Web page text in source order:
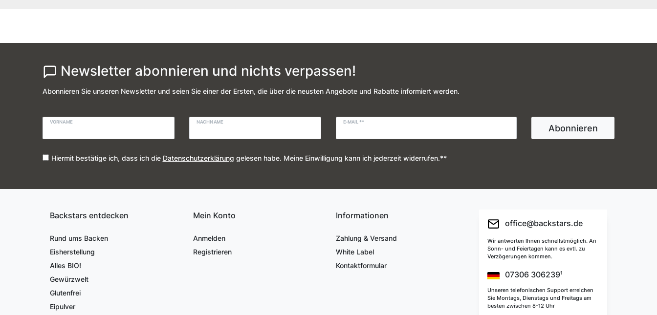
Newsletter abonnieren und nichts verpassen!
Abonnieren Sie unseren Newsletter und seien Sie einer der Ersten, die über die neusten Angebote und Rabatte informiert werden.
VORNAME NACHNAME E-MAIL **
Abonnieren
Hiermit bestätige ich, dass ich die Daten­schutz­erklärung gelesen habe. Meine Einwilligung kann ich jederzeit widerrufen.**
Backstars entdecken
Rund ums Backen
Eisherstellung
Alles BIO!
Gewürzwelt
Glutenfrei
Eipulver
Mein Konto
Anmelden
Registrieren
Informationen
Zahlung & Versand
White Label
Kontaktformular
office@backstars.de
Wir antworten Ihnen schnellstmöglich. An
Sonn- und Feiertagen kann es evtl. zu
Verzögerungen kommen.
07306 306239¹
Unseren telefonischen Support erreichen
Sie Montags, Dienstags und Freitags am
besten zwischen 8-12 Uhr